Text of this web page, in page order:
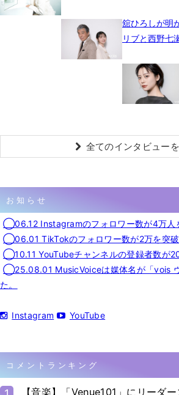
舘ひろしが明
リブと西野七
全てのインタビュー
お知らせ
◯06.12 Instagramのフォロワー数が4万人
◯06.01 TikTokのフォロワー数が2万を突破
◯10.11 YouTubeチャンネルの登録者数が
◯25.08.01 MusicVoiceは媒体名が「vois
た。
Instagram YouTube
コメントランキング
【音楽】「Venue101」にリーダ